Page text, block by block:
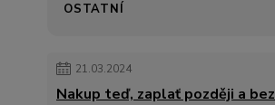
OSTATNÍ
21.03.2024
Nakup teď, zaplať později a bez